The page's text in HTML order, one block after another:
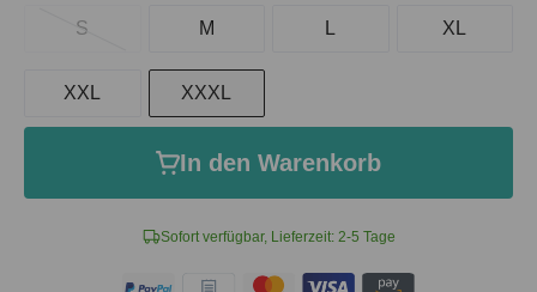
Sofort verfügbar, Lieferzeit: 2-5 Tage
S M L XL
XXL XXXL
In den Warenkorb